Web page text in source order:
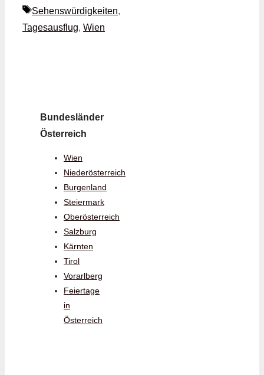
Schlagwörter
Sehenswürdigkeiten,
Tagesausflug, Wien
Bundesländer
Österreich
Wien
Niederösterreich
Burgenland
Steiermark
Oberösterreich
Salzburg
Kärnten
Tirol
Vorarlberg
Feiertage
in
Österreich